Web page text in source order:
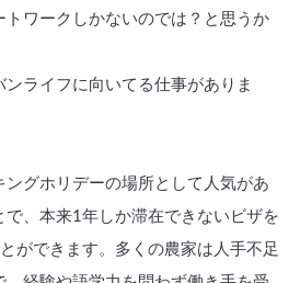
トワークしかないのでは？と思うか
ライフに向いてる仕事がありま
ングホリデーの場所として人気があ
で、本来1年しか滞在できないビザを
ができます。多くの農家は人手不足